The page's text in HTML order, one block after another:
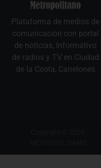
Plataforma de medios de
comunicación con portal
de noticias, Informativo
de radios y TV en Ciudad
de la Costa, Canelones